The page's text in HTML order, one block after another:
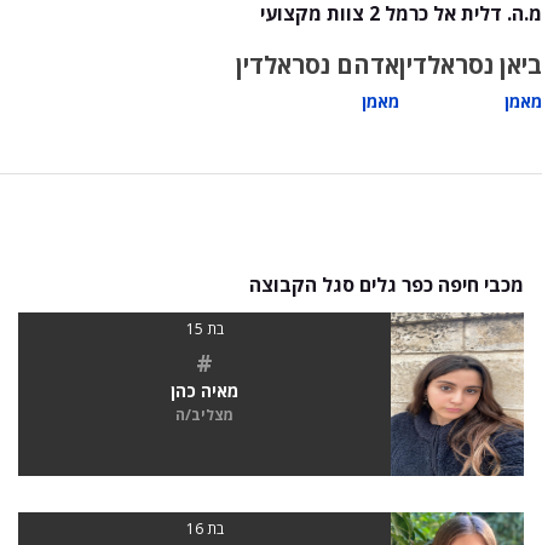
מ.ה. דלית אל כרמל 2 צוות מקצועי
ביאן נסראלדין
מאמן
אדהם נסראלדין
מאמן
מכבי חיפה כפר גלים סגל הקבוצה
בת 15
#
מאיה כהן
מצליב/ה
בת 16